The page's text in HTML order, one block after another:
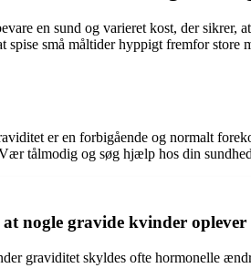
en sund og varieret kost, der
små måltider hyppigt fremfor
er en forbigående og normalt
tålmodig og søg hjælp hos din
nogle gravide kvinder oplever
graviditet skyldes ofte hormonelle